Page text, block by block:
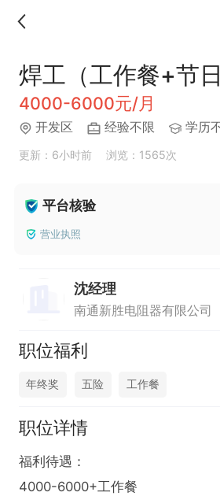
焊工（工作餐+节日
4000-6000元/月
开发区 经验不限 学历
更新：6小时前 浏览：1565次
平台核验
营业执照
沈经理
南通新胜电阻器有限公司
职位福利
年终奖 五险 工作餐
职位详情
福利待遇：
4000-6000+工作餐